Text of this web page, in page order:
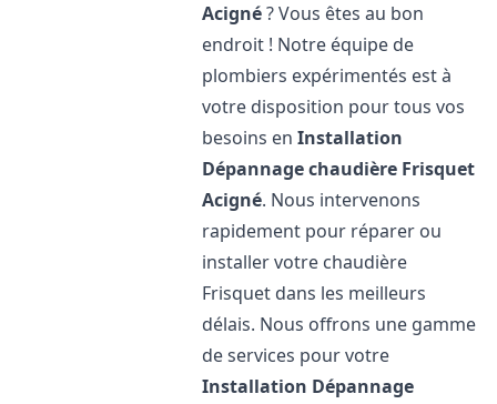
Acigné? Vous êtes au bon
endroit ! Notre équipe de
plombiers expérimentés est à
votre disposition pour tous vos
besoins enInstallation
Dépannage chaudière Frisquet
Acigné. Nous intervenons
rapidement pour réparer ou
installer votre chaudière
Frisquet dans les meilleurs
délais. Nous offrons une gamme
de services pour votre
Installation Dépannage